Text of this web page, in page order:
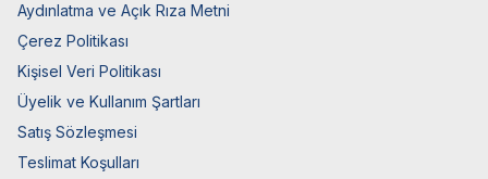
Aydınlatma ve Açık Rıza Metni
Çerez Politikası
Kişisel Veri Politikası
Üyelik ve Kullanım Şartları
Satış Sözleşmesi
Teslimat Koşulları